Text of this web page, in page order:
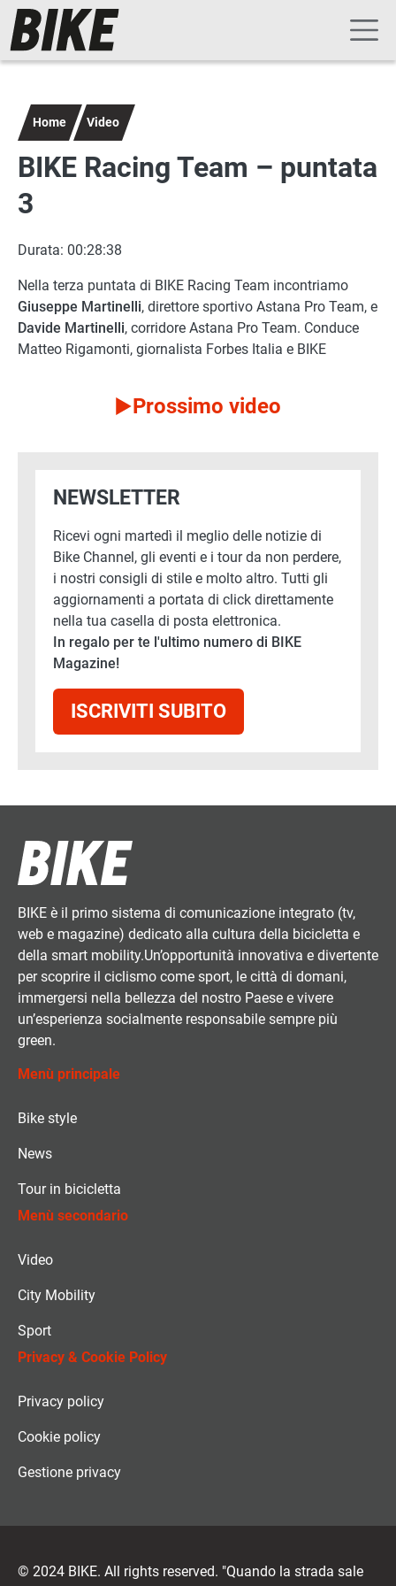
Salta al contenuto principale
Navigazione principale
Home Video
BIKE Racing Team – puntata
3
Durata: 00:28:38
Nella terza puntata di BIKE Racing Team incontriamo
Giuseppe Martinelli, direttore sportivo Astana Pro Team, e
Davide Martinelli, corridore Astana Pro Team. Conduce
Matteo Rigamonti, giornalista Forbes Italia e BIKE
Prossimo video
NEWSLETTER
Ricevi ogni martedì il meglio delle notizie di
Bike Channel, gli eventi e i tour da non perdere,
i nostri consigli di stile e molto altro. Tutti gli
aggiornamenti a portata di click direttamente
nella tua casella di posta elettronica.
In regalo per te l'ultimo numero di BIKE
Magazine!
ISCRIVITI SUBITO
BIKE è il primo sistema di comunicazione integrato (tv,
web e magazine) dedicato alla cultura della bicicletta e
della smart mobility.Un’opportunità innovativa e divertente
per scoprire il ciclismo come sport, le città di domani,
immergersi nella bellezza del nostro Paese e vivere
un’esperienza socialmente responsabile sempre più
green.
Menù principale
Bike style
News
Tour in bicicletta
Menù secondario
Video
City Mobility
Sport
Privacy & Cookie Policy
Privacy policy
Cookie policy
Gestione privacy
© 2024 BIKE. All rights reserved. "Quando la strada sale